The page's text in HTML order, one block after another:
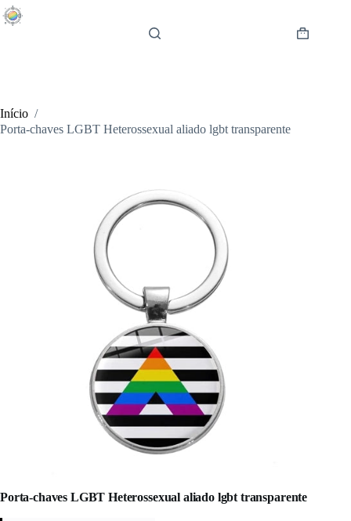
Pular
para
Carrinho
Início /
Porta-chaves LGBT Heterossexual aliado lgbt transparente
Porta-chaves LGBT Heterossexual aliado lgbt transparente